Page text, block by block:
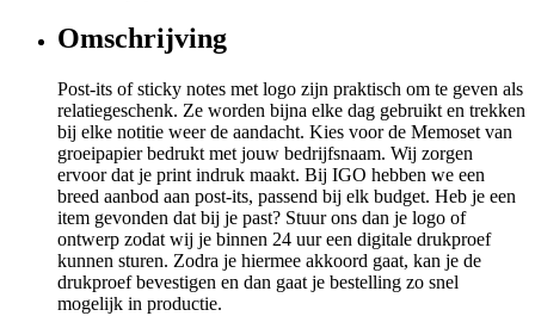
Omschrijving
Post-its of sticky notes met logo zijn praktisch om te geven als
relatiegeschenk. Ze worden bijna elke dag gebruikt en trekken
bij elke notitie weer de aandacht. Kies voor de Memoset van
groeipapier bedrukt met jouw bedrijfsnaam. Wij zorgen
ervoor dat je print indruk maakt. Bij IGO hebben we een
breed aanbod aan post-its, passend bij elk budget. Heb je een
item gevonden dat bij je past? Stuur ons dan je logo of
ontwerp zodat wij je binnen 24 uur een digitale drukproef
kunnen sturen. Zodra je hiermee akkoord gaat, kan je de
drukproef bevestigen en dan gaat je bestelling zo snel
mogelijk in productie.